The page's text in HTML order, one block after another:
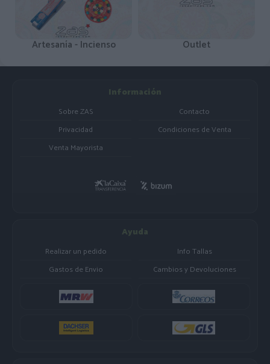
Artesanía - Incienso Outlet
Información
Sobre ZAS
Contacto
Privacidad
Condiciones de Venta
Venta Mayorista
Ayuda
Realizar un pedido
Info Tallas
Gastos de Envio
Cambios y Devoluciones